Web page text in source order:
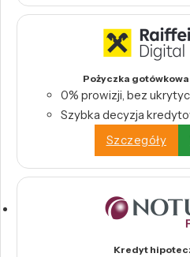
Pożyczka
0% prowizji, bez
Szybka decyzja
Szczegóły
Kredyt